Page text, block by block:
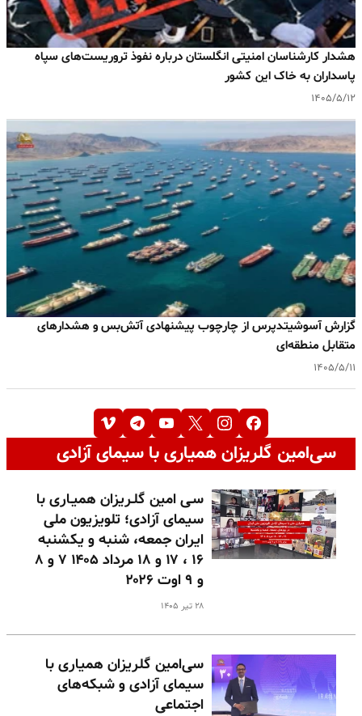
هشدار کارشناسان امنیتی انگلستان درباره نفوذ تروریست‌های سپاه
پاسداران به خاک این کشور
۱۴۰۵/۵/۱۲
گزارش آسوشیتدپرس از چارچوب پیشنهادی آتش‌بس و هشدارهای
متقابل منطقه‌ای
۱۴۰۵/۵/۱۱
سی‌امین گلریزان همیاری با سیمای آزادی
سـی امین گلـریزان همیـاری با
سیمای آزادی؛ تلویزیون ملی
ایران جمعه، شنبه و یکشنبه
۱۶ ، ۱۷ و ۱۸ مرداد ۱۴۰۵ ۷ و ۸
و ۹ اوت ۲۰۲۶
۲۸ تیر ۱۴۰۵
سی‌امین گلریزان همیاری با
سیمای آزادی و شبکه‌های
اجتماعی